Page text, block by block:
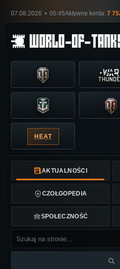
07.08.2026 • 05:45Aktywne konta: 7
HEAT
AKTUALNOŚCI
CZOŁGOPEDIA
SPOŁECZNOŚĆ